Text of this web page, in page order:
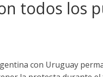
todos los
con Uruguay